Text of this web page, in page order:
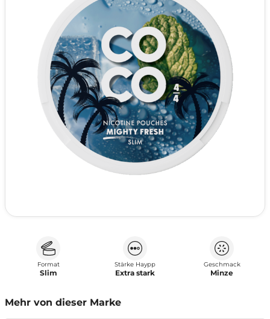
Format
Slim
Stärke Haypp
Extra stark
Geschmack
Minze
Mehr von dieser Marke